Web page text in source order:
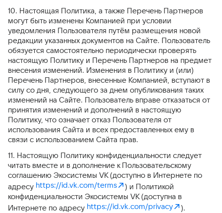
10. Настоящая Политика, а также Перечень Партнеров
могут быть изменены Компанией при условии
уведомления Пользователя путём размещения новой
редакции указанных документов на Сайте. Пользователь
обязуется самостоятельно периодически проверять
настоящую Политику и Перечень Партнеров на предмет
внесения изменений. Изменения в Политику и (или)
Перечень Партнеров, внесенные Компанией, вступают в
силу со дня, следующего за днем опубликования таких
изменений на Сайте. Пользователь вправе отказаться от
принятия изменений и дополнений в настоящую
Политику, что означает отказ Пользователя от
использования Сайта и всех предоставленных ему в
связи с использованием Сайта прав.
11. Настоящую Политику конфиденциальности следует
читать вместе и в дополнение к Пользовательскому
соглашению Экосистемы VK (доступно в Интернете по
адресу https://id.vk.com/terms
) и Политикой
конфиденциальности Экосистемы VK (доступна в
Интернете по адресу https://id.vk.com/privacy
).